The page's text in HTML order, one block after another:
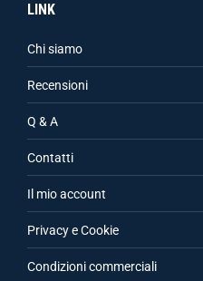
LINK
Chi siamo
Recensioni
Q & A
Contatti
Il mio account
Privacy e Cookie
Condizioni commerciali